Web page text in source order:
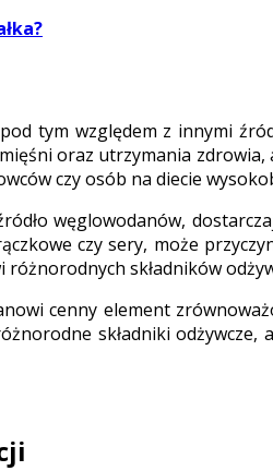
tym względem z innymi
oraz utrzymania
czy osób na diecie
węglowodanów,
czy sery, może
składników
cenny element
składniki